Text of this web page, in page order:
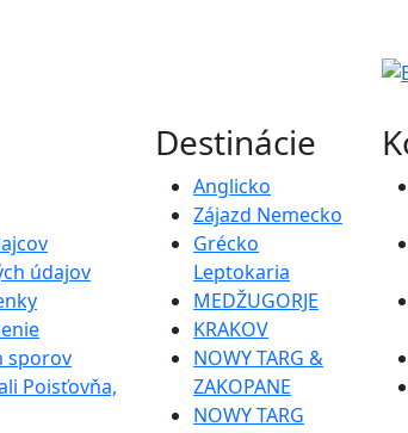
údajov
sporov
Poisťovňa,
Destinácie
Anglicko
Zájazd Nemecko
Grécko
Leptokaria
MEDŽUGORJE
KRAKOV
NOWY TARG &
ZAKOPANE
NOWY TARG